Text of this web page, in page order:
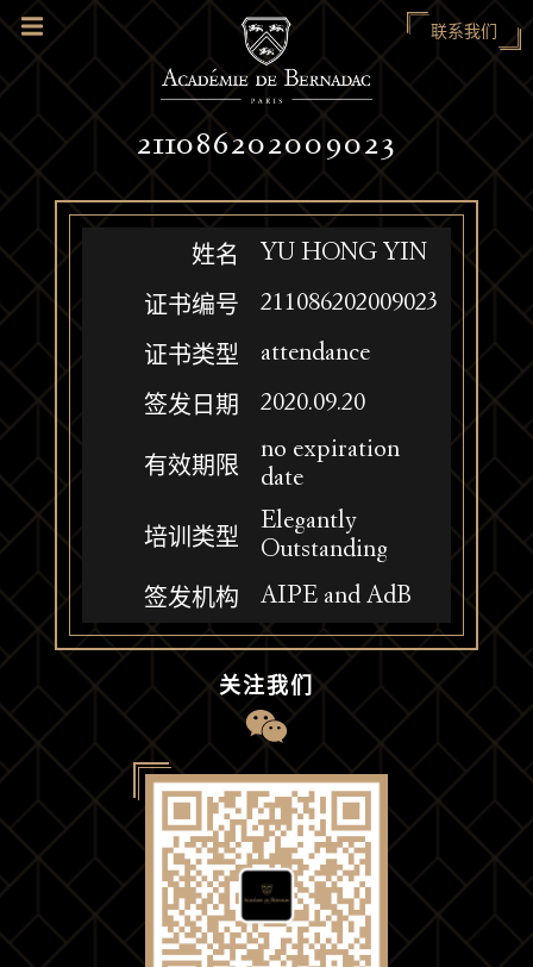
联系我们
211086202009023
姓名 YU HONG YIN
证书编号 211086202009023
证书类型 attendance
签发日期 2020.09.20
有效期限
no expiration
date
培训类型
Elegantly
Outstanding
签发机构 AIPE and AdB
关注我们